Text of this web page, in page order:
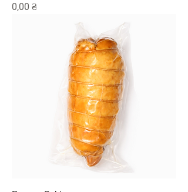
Ціна
0,00 ₴